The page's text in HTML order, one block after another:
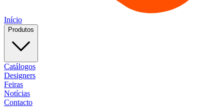
Início
Produtos
Catálogos
Designers
Feiras
Notícias
Contacto